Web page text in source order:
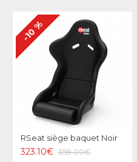
-10 %
RSeat siège baquet Noir
323.10€ 359.00€